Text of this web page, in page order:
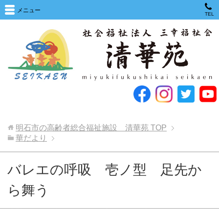
メニュー
TEL
明石市の高齢者総合福祉施設 清華苑 TOP
華だより
バレエの呼吸 壱ノ型 足先か
ら舞う